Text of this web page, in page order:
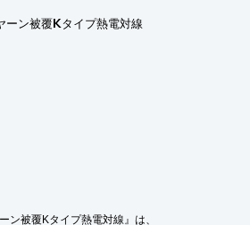
ーン被覆Kタイプ熱電対線
ン被覆Kタイプ熱電対線』は、